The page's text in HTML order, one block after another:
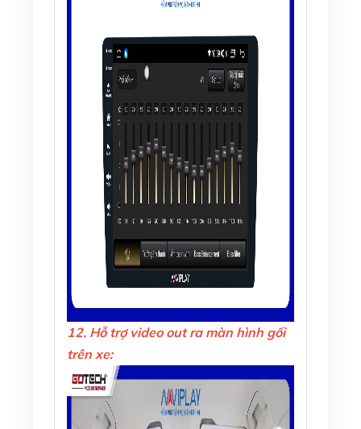
12. Hỗ trợ video out ra màn hình gối
trên xe: